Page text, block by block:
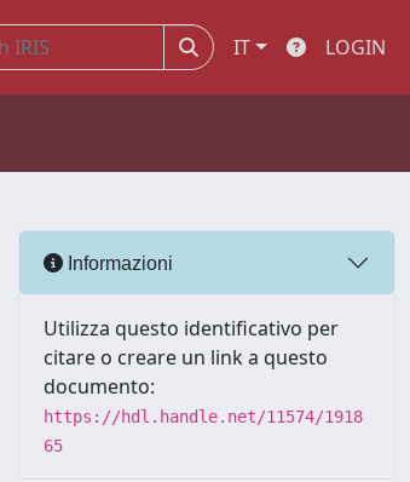
IT LOGIN
Informazioni
Utilizza questo identificativo per
citare o creare un link a questo
documento:
https://hdl.handle.net/11574/1918
65